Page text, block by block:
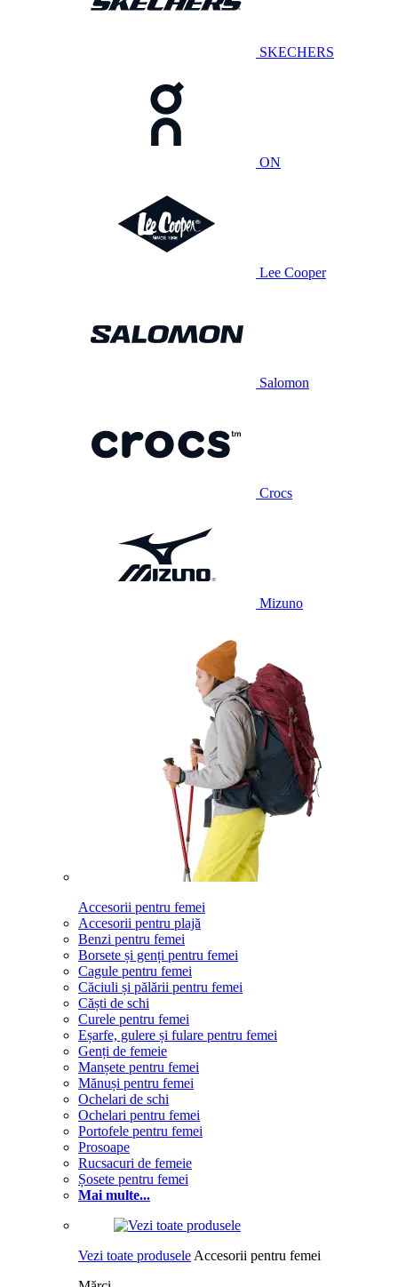
SKECHERS
ON
Lee Cooper
Salomon
Crocs
Mizuno
Accesorii pentru femei
Accesorii pentru plajă
Benzi pentru femei
Borsete și genți pentru femei
Cagule pentru femei
Căciuli și pălării pentru femei
Căști de schi
Curele pentru femei
Eșarfe, gulere și fulare pentru femei
Genți de femeie
Manșete pentru femei
Mănuși pentru femei
Ochelari de schi
Ochelari pentru femei
Portofele pentru femei
Prosoape
Rucsacuri de femeie
Șosete pentru femei
Mai multe...
Vezi toate produsele Accesorii pentru femei